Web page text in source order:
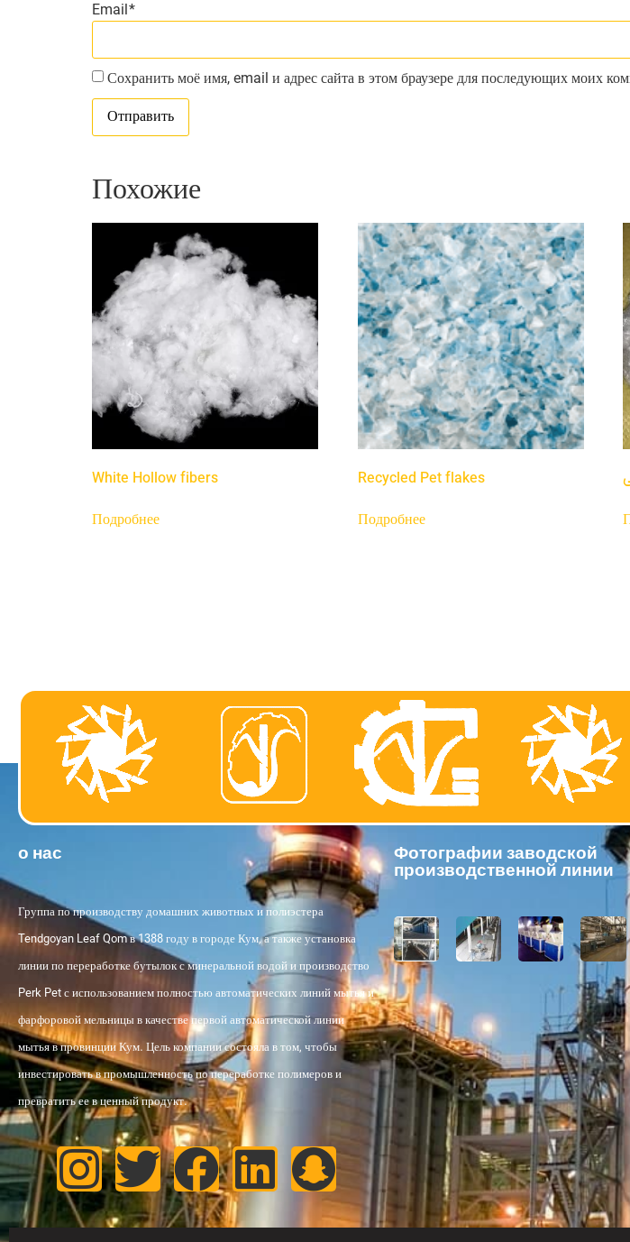
Email*
Сохранить моё имя, email и адрес сайта в этом браузере для последующих моих
Похожие
White Hollow fibers
Подробнее
Recycled Pet flakes
Подробнее
о нас
Группа по производству домашних животных и полиэстера
Tendgoyan Leaf Qom в 1388 году в городе Кум, а также установка
линии по переработке бутылок с минеральной водой и производство
Perk Pet с использованием полностью автоматических линий мытья и
фарфоровой мельницы в качестве первой автоматической линии
мытья в провинции Кум. Цель компании состояла в том, чтобы
инвестировать в промышленность по переработке полимеров и
превратить ее в ценный продукт.
Фотографии заводской
производственной линии